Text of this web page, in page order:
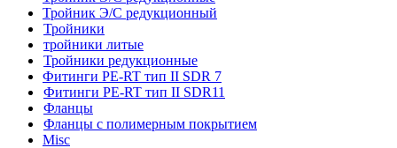
Тройник Э/С редукционный
Тройники
тройники литые
Тройники редукционные
Фитинги PE-RT тип II SDR 7
Фитинги PE-RT тип II SDR11
Фланцы
Фланцы с полимерным покрытием
Misc